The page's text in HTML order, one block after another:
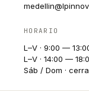
HORARIO
L–V · 9:00 —
L–V · 14:00 —
Sáb / Dom ·